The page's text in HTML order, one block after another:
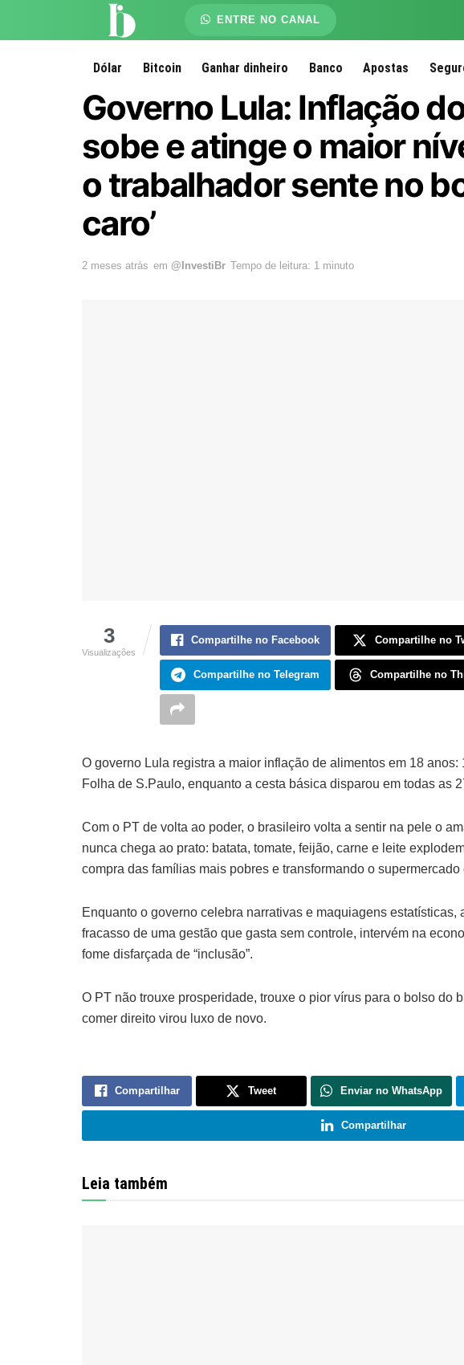
ENTRE NO CANAL
Dólar Bitcoin Ganhar dinheiro Banco Apostas
Governo Lula: Inflação
sobe e atinge o maior
o trabalhador sente no
caro’
2 meses atrás em @InvestiBr Tempo de leitura: 1 minuto
3
Visualizações
Compartilhe no Facebook Compartilhe no
Compartilhe no Telegram Compartilhe no
O governo Lula registra a maior inflação de alimentos em 18
Folha de S.Paulo, enquanto a cesta básica disparou em todas as
Com o PT de volta ao poder, o brasileiro volta a sentir na pele o
nunca chega ao prato: batata, tomate, feijão, carne e leite
compra das famílias mais pobres e transformando o
Enquanto o governo celebra narrativas e maquiagens
fracasso de uma gestão que gasta sem controle, intervém na
fome disfarçada de “inclusão”.
O PT não trouxe prosperidade, trouxe o pior vírus para o bolso do
comer direito virou luxo de novo.
Compartilhar Tweet Enviar no WhatsApp
Compartilhar
Leia também